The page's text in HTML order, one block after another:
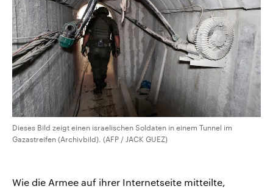
Dieses Bild zeigt einen israelischen Soldaten in einem Tunnel im
Gazastreifen (Archivbild). (AFP / JACK GUEZ)
Wie die Armee auf ihrer Internetseite mitteilte,